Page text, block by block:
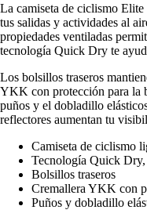
La camiseta de ciclismo Elite
tus salidas y actividades al
propiedades ventiladas
tecnología Quick Dry te
Los bolsillos traseros
YKK con protección para la
puños y el dobladillo
reflectores aumentan tu
Camiseta de ciclismo
Tecnología Quick Dry,
Bolsillos traseros
Cremallera YKK con
Puños y dobladillo